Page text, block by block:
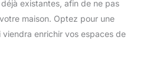
existantes, afin de ne pas
maison. Optez pour une
enrichir vos espaces de